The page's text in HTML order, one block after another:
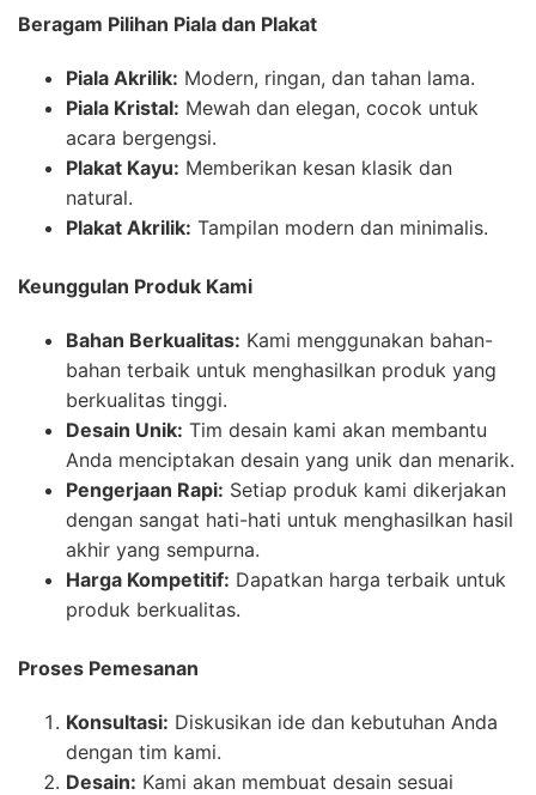
Beragam Pilihan Piala dan Plakat
Piala Akrilik: Modern, ringan, dan tahan lama.
Piala Kristal: Mewah dan elegan, cocok untuk
acara bergengsi.
Plakat Kayu: Memberikan kesan klasik dan
natural.
Plakat Akrilik: Tampilan modern dan minimalis.
Keunggulan Produk Kami
Bahan Berkualitas: Kami menggunakan bahan-
bahan terbaik untuk menghasilkan produk yang
berkualitas tinggi.
Desain Unik: Tim desain kami akan membantu
Anda menciptakan desain yang unik dan menarik.
Pengerjaan Rapi: Setiap produk kami dikerjakan
dengan sangat hati-hati untuk menghasilkan hasil
akhir yang sempurna.
Harga Kompetitif: Dapatkan harga terbaik untuk
produk berkualitas.
Proses Pemesanan
Konsultasi: Diskusikan ide dan kebutuhan Anda
dengan tim kami.
Desain: Kami akan membuat desain sesuai